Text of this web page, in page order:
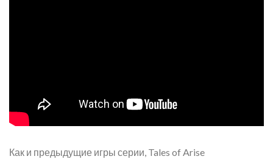
Как и предыдущие игры серии, Tales of Arise